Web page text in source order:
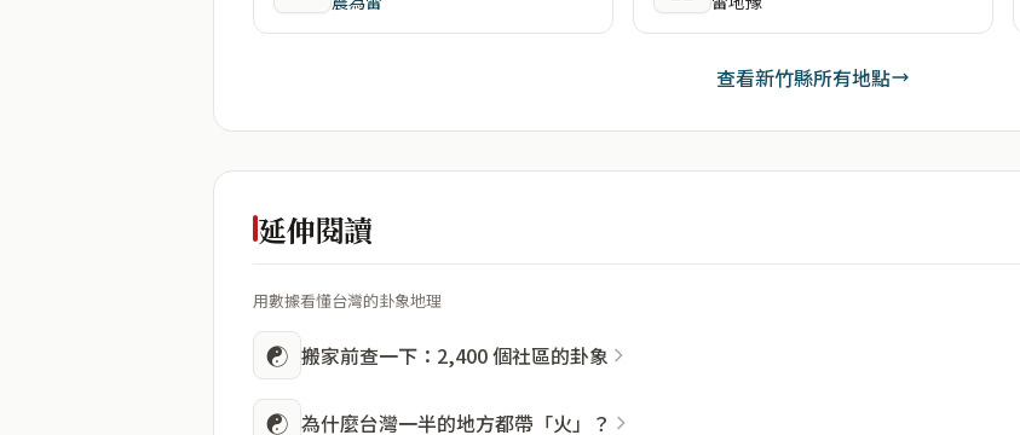
查看新竹縣所有地點
延伸閱讀
用數據看懂台灣的卦象地理
☯ 搬家前查一下：2,400 個社區的卦象
☯ 為什麼台灣一半的地方都帶「火」？